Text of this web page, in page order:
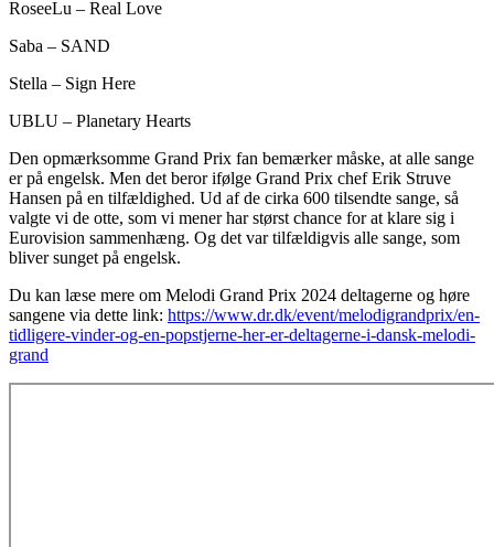
RoseeLu – Real Love
Saba – SAND
Stella – Sign Here
UBLU – Planetary Hearts
Den opmærksomme Grand Prix fan bemærker måske, at alle sange
er på engelsk. Men det beror ifølge Grand Prix chef Erik Struve
Hansen på en tilfældighed. Ud af de cirka 600 tilsendte sange, så
valgte vi de otte, som vi mener har størst chance for at klare sig i
Eurovision sammenhæng. Og det var tilfældigvis alle sange, som
bliver sunget på engelsk.
Du kan læse mere om Melodi Grand Prix 2024 deltagerne og høre
sangene via dette link: https://www.dr.dk/event/melodigrandprix/en-
tidligere-vinder-og-en-popstjerne-her-er-deltagerne-i-dansk-melodi-
grand